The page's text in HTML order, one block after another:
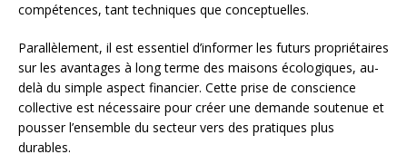
compétences, tant techniques que conceptuelles.
Parallèlement, il est essentiel d’informer les futurs propriétaires
sur les avantages à long terme des maisons écologiques, au-
delà du simple aspect financier. Cette prise de conscience
collective est nécessaire pour créer une demande soutenue et
pousser l’ensemble du secteur vers des pratiques plus
durables.